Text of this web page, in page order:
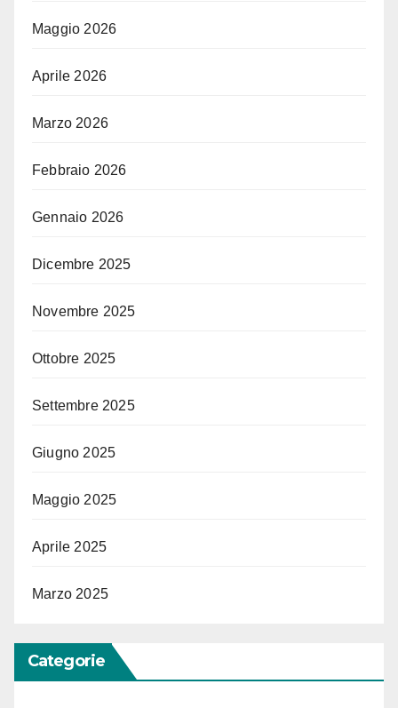
Maggio 2026
Aprile 2026
Marzo 2026
Febbraio 2026
Gennaio 2026
Dicembre 2025
Novembre 2025
Ottobre 2025
Settembre 2025
Giugno 2025
Maggio 2025
Aprile 2025
Marzo 2025
Categorie